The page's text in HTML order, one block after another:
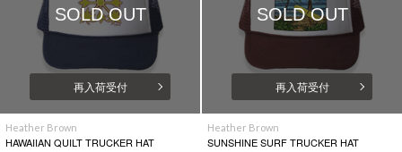
SOLD OUT
再入荷受付
Heather Brown
HAWAIIAN QUILT TRUCKER HAT
SOLD OUT
再入荷受付
Heather Brown
SUNSHINE SURF TRUCKER HAT